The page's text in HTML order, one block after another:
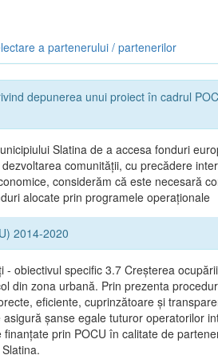
a partenerului / partenerilor
depunerea unui proiect în cadrul
Slatina de a accesa fonduri
comunității, cu precădere
considerăm că este necesară
alocate prin programele operaționale
2014-2020
obiectivul specific 3.7 Creșterea
din zona urbană. Prin prezenta
eficiente, cuprinzătoare şi
şanse egale tuturor operatorilor
prin POCU în calitate de